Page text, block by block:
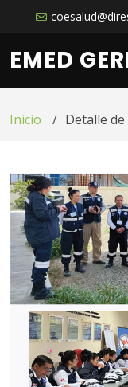
EMED
Inicio Detalle de